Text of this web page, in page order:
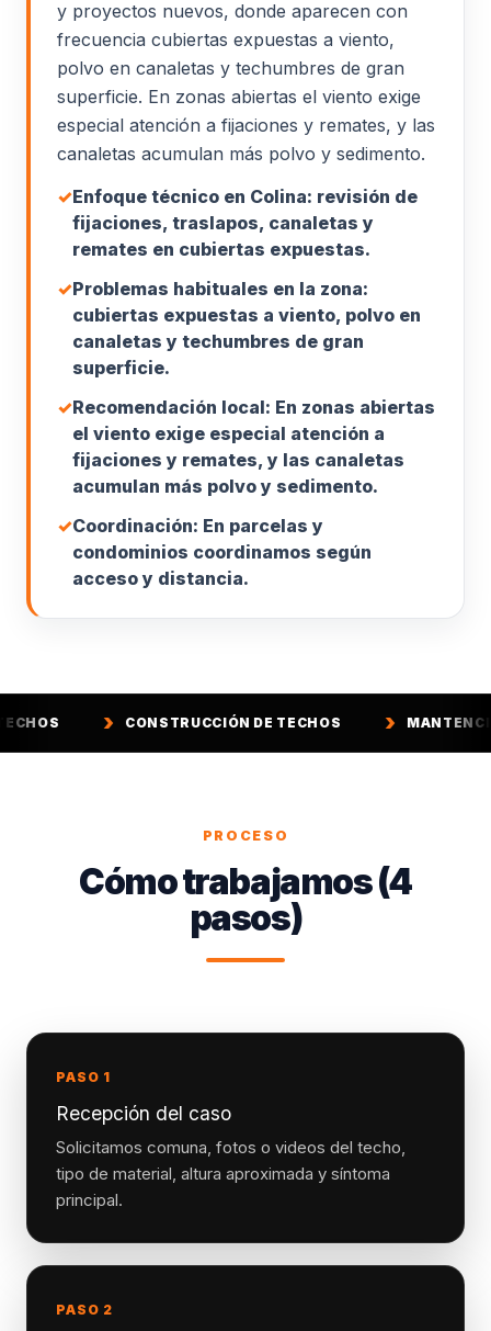
y proyectos nuevos, donde aparecen con
frecuencia cubiertas expuestas a viento,
polvo en canaletas y techumbres de gran
superficie. En zonas abiertas el viento exige
especial atención a fijaciones y remates, y las
canaletas acumulan más polvo y sedimento.
✓Enfoque técnico en Colina: revisión de
fijaciones, traslapos, canaletas y
remates en cubiertas expuestas.
✓Problemas habituales en la zona:
cubiertas expuestas a viento, polvo en
canaletas y techumbres de gran
superficie.
✓Recomendación local: En zonas abiertas
el viento exige especial atención a
fijaciones y remates, y las canaletas
acumulan más polvo y sedimento.
✓Coordinación: En parcelas y
condominios coordinamos según
acceso y distancia.
CONSTRUCCIÓN DE TECHOS MANTENCIÓN DE TECHOS
PROCESO
Cómo trabajamos (4
pasos)
PASO 1
Recepción del caso
Solicitamos comuna, fotos o videos del techo,
tipo de material, altura aproximada y síntoma
principal.
PASO 2